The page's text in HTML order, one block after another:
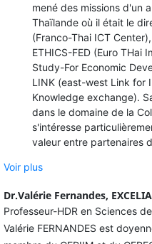
mené des missions d'un
Thaïlande où il était le
(Franco-Thai ICT
ETHICS-FED (Euro THai
Study-For Economic
LINK (east-west Link for
Knowledge exchange).
dans le domaine de la
s'intéresse
valeur entre partenaires
Voir plus
Dr.Valérie Fernandes,
Professeur-HDR en Sciences
Valérie FERNANDES est